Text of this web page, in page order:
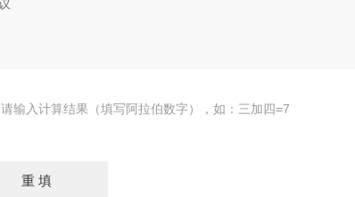
请输入计算结果（填写阿拉伯数字），如：三加四=7